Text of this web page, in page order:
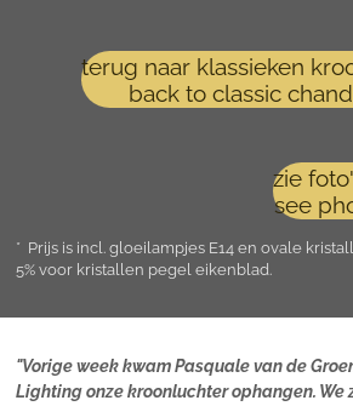
terug naar klassieken
back to classic
zie
see
* Prijs is incl. gloeilampjes E14 en ovale
5% voor kristallen pegel eikenblad.
"Vorige week kwam Pasquale van de
Lighting onze kroonluchter ophangen. We